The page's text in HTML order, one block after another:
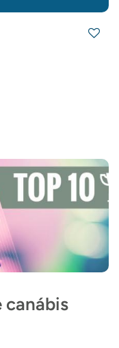
canábis